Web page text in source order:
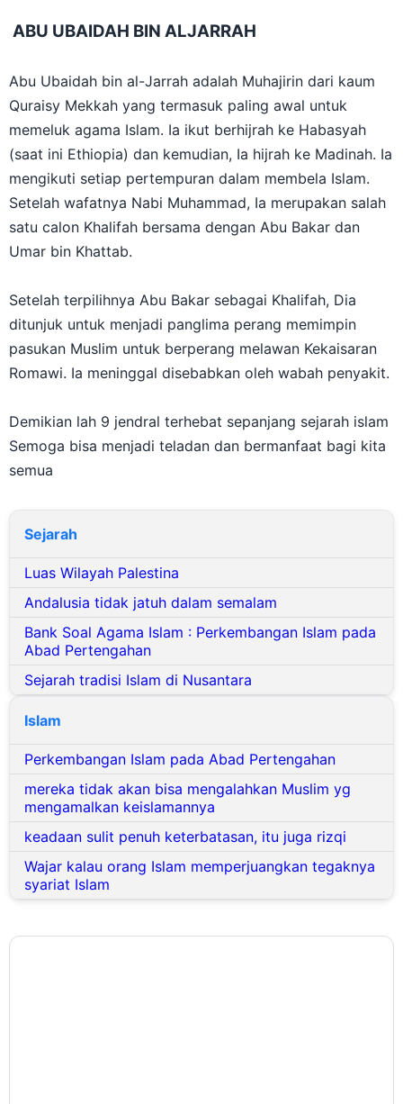
ABU UBAIDAH BIN ALJARRAH
Abu Ubaidah bin al-Jarrah adalah Muhajirin dari kaum
Quraisy Mekkah yang termasuk paling awal untuk
memeluk agama Islam. Ia ikut berhijrah ke Habasyah
(saat ini Ethiopia) dan kemudian, Ia hijrah ke Madinah. Ia
mengikuti setiap pertempuran dalam membela Islam.
Setelah wafatnya Nabi Muhammad, Ia merupakan salah
satu calon Khalifah bersama dengan Abu Bakar dan
Umar bin Khattab.
Setelah terpilihnya Abu Bakar sebagai Khalifah, Dia
ditunjuk untuk menjadi panglima perang memimpin
pasukan Muslim untuk berperang melawan Kekaisaran
Romawi. Ia meninggal disebabkan oleh wabah penyakit.
Demikian lah 9 jendral terhebat sepanjang sejarah islam
Semoga bisa menjadi teladan dan bermanfaat bagi kita
semua
Sejarah
Luas Wilayah Palestina
Andalusia tidak jatuh dalam semalam
Bank Soal Agama Islam : Perkembangan Islam pada
Abad Pertengahan
Sejarah tradisi Islam di Nusantara
Islam
Perkembangan Islam pada Abad Pertengahan
mereka tidak akan bisa mengalahkan Muslim yg
mengamalkan keislamannya
keadaan sulit penuh keterbatasan, itu juga rizqi
Wajar kalau orang Islam memperjuangkan tegaknya
syariat Islam